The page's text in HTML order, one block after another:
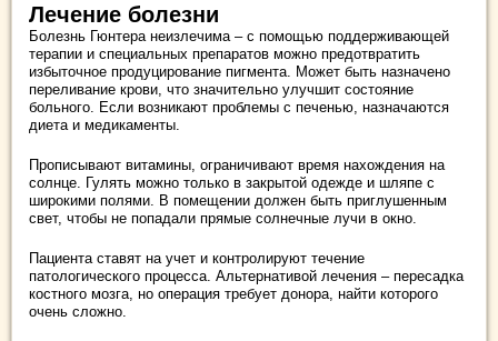
Лечение болезни
Болезнь Гюнтера неизлечима – с помощью поддерживающей
терапии и специальных препаратов можно предотвратить
избыточное продуцирование пигмента. Может быть назначено
переливание крови, что значительно улучшит состояние
больного. Если возникают проблемы с печенью, назначаются
диета и медикаменты.
Прописывают витамины, ограничивают время нахождения на
солнце. Гулять можно только в закрытой одежде и шляпе с
широкими полями. В помещении должен быть приглушенным
свет, чтобы не попадали прямые солнечные лучи в окно.
Пациента ставят на учет и контролируют течение
патологического процесса. Альтернативой лечения – пересадка
костного мозга, но операция требует донора, найти которого
очень сложно.